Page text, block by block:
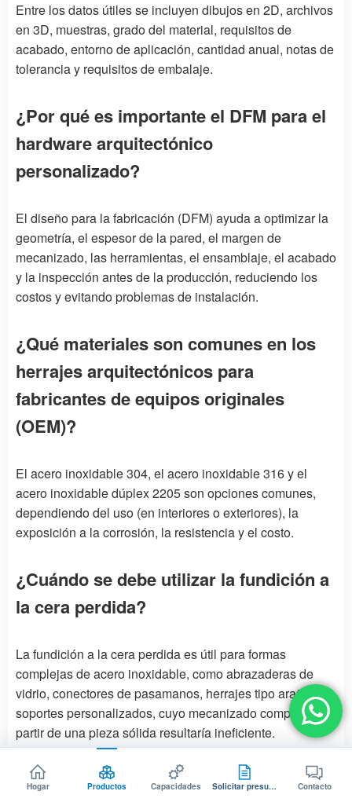
Entre los datos útiles se incluyen dibujos en 2D, archivos
en 3D, muestras, grado del material, requisitos de
acabado, entorno de aplicación, cantidad anual, notas de
tolerancia y requisitos de embalaje.
¿Por qué es importante el DFM para el
hardware arquitectónico
personalizado?
El diseño para la fabricación (DFM) ayuda a optimizar la
geometría, el espesor de la pared, el margen de
mecanizado, las herramientas, el ensamblaje, el acabado
y la inspección antes de la producción, reduciendo los
costos y evitando problemas de instalación.
¿Qué materiales son comunes en los
herrajes arquitectónicos para
fabricantes de equipos originales
(OEM)?
El acero inoxidable 304, el acero inoxidable 316 y el
acero inoxidable dúplex 2205 son opciones comunes,
dependiendo del uso (en interiores o exteriores), la
exposición a la corrosión, la resistencia y el costo.
¿Cuándo se debe utilizar la fundición a
la cera perdida?
La fundición a la cera perdida es útil para formas
complejas de acero inoxidable, como abrazaderas de
vidrio, conectores de pasamanos, herrajes tipo araña y
soportes personalizados, cuyo mecanizado completo a
partir de una pieza sólida resultaría ineficiente.
¿Por qué sigue siendo necesario el
Hogar Productos Capacidades Solicitar presupuesto Contacto